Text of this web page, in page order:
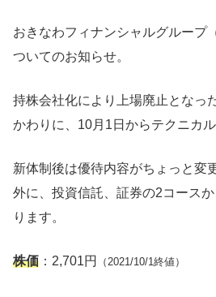
おきなわフィナンシャルグループ
ついてのお知らせ。
持株会社化により上場廃止となっ
かわりに、10月1日からテクニカ
新体制後は優待内容がちょっと変
外に、投資信託、証券の2コース
ります。
株価 ：2,701円 （2021/10/1終値）